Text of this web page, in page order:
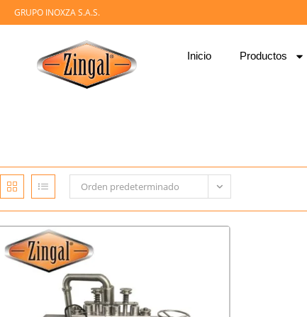
GRUPO INOXZA S.A.S.
Inicio Productos
Orden predeterminado